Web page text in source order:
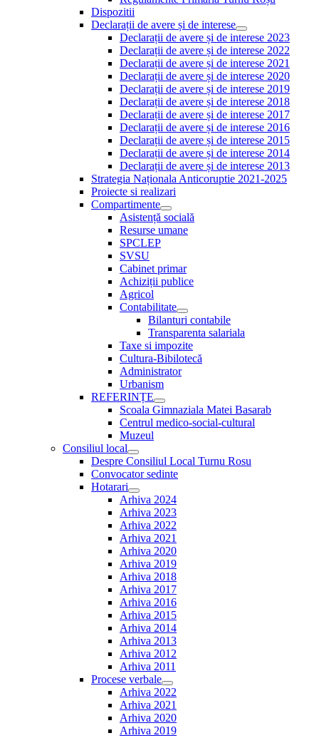
Dispozitii
Declarații de avere și de interese
Show
sub
menu
Declarații de avere și de interese 2023
Declarații de avere și de interese 2022
Declarații de avere și de interese 2021
Declarații de avere și de interese 2020
Declarații de avere și de interese 2019
Declarații de avere și de interese 2018
Declarații de avere și de interese 2017
Declarații de avere și de interese 2016
Declarații de avere și de interese 2015
Declarații de avere și de interese 2014
Declarații de avere și de interese 2013
Strategia Naționala Anticoruptie 2021-2025
Proiecte si realizari
Compartimente
Show
sub
menu
Asistență socială
Resurse umane
SPCLEP
SVSU
Cabinet primar
Achiziții publice
Agricol
Contabilitate
Show
sub
menu
Bilanturi contabile
Transparenta salariala
Taxe si impozite
Cultura-Bibilotecă
Administrator
Urbanism
REFERINȚE
Show
sub
menu
Scoala Gimnaziala Matei Basarab
Centrul medico-social-cultural
Muzeul
Consiliul local
Show
sub
menu
Despre Consiliul Local Turnu Rosu
Convocator sedinte
Hotarari
Show
sub
menu
Arhiva 2024
Arhiva 2023
Arhiva 2022
Arhiva 2021
Arhiva 2020
Arhiva 2019
Arhiva 2018
Arhiva 2017
Arhiva 2016
Arhiva 2015
Arhiva 2014
Arhiva 2013
Arhiva 2012
Arhiva 2011
Procese verbale
Show
sub
menu
Arhiva 2022
Arhiva 2021
Arhiva 2020
Arhiva 2019